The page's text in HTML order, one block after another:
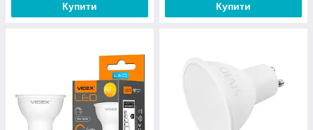
Купити Купити